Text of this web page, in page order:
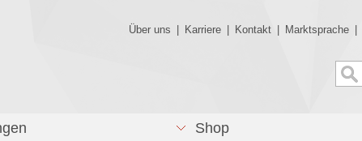
Über uns Karriere Kontakt Marktsprache
Shop